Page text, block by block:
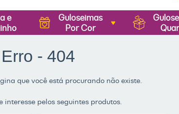
e
Guloseimas
Por Cor
Erro - 404
que você está procurando não existe.
interesse pelos seguintes produtos.